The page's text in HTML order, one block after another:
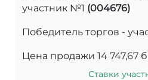
участник №1 (004676)
Победитель торгов -
Цена продажи 14 747,67
Ставки